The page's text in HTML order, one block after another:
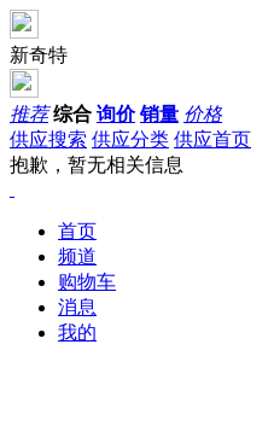
新奇特
推荐 综合 询价 销量 价格
供应搜索 供应分类 供应首页
抱歉，暂无相关信息
首页
频道
购物车
消息
我的